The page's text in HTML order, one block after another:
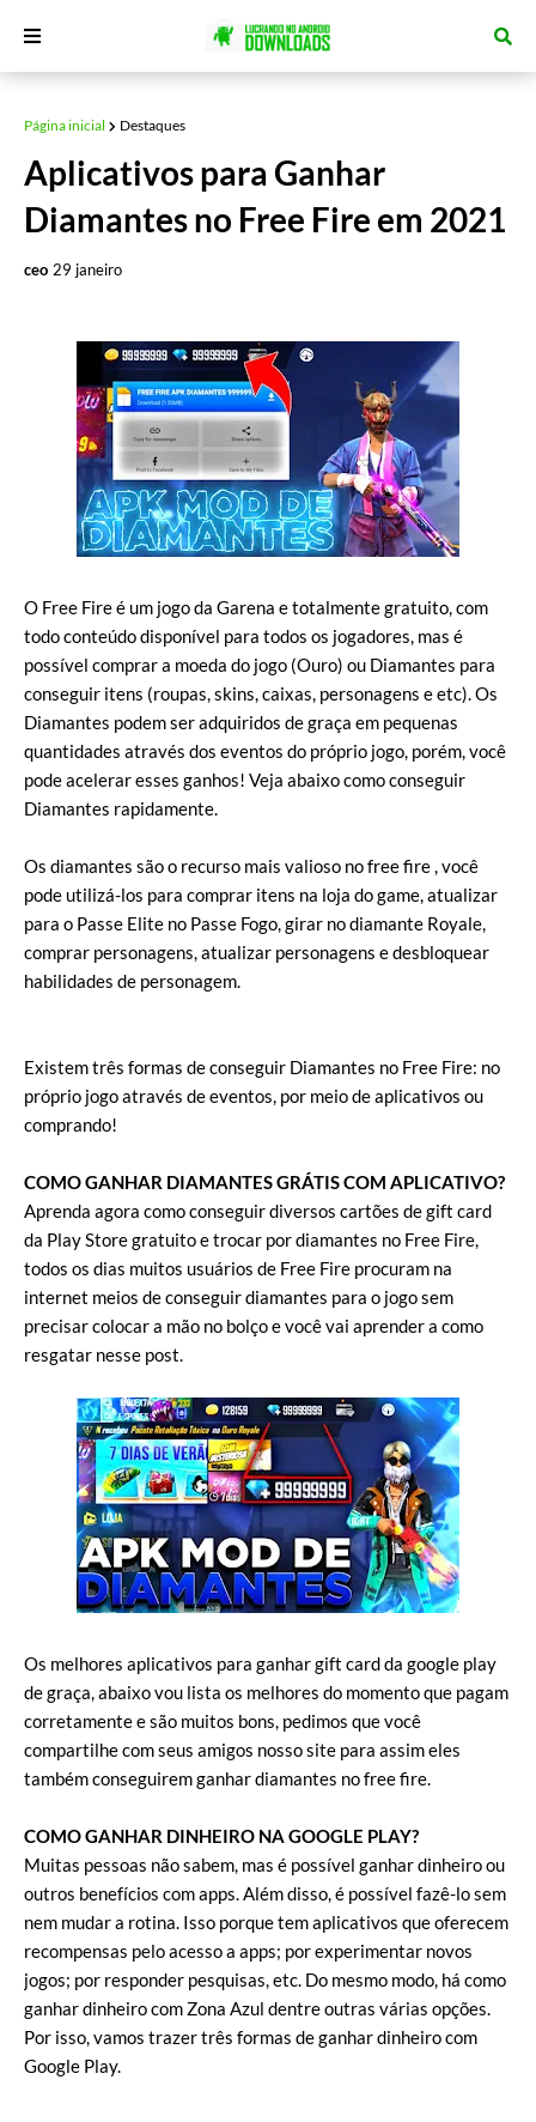
Página inicial Destaques
Aplicativos para Ganhar
Diamantes no Free Fire em 2021
ceo 29 janeiro
O Free Fire é um jogo da Garena e totalmente gratuito, com
todo conteúdo disponível para todos os jogadores, mas é
possível comprar a moeda do jogo (Ouro) ou Diamantes para
conseguir itens (roupas, skins, caixas, personagens e etc). Os
Diamantes podem ser adquiridos de graça em pequenas
quantidades através dos eventos do próprio jogo, porém, você
pode acelerar esses ganhos! Veja abaixo como conseguir
Diamantes rapidamente.
Os diamantes são o recurso mais valioso no free fire , você
pode utilizá-los para comprar itens na loja do game, atualizar
para o Passe Elite no Passe Fogo, girar no diamante Royale,
comprar personagens, atualizar personagens e desbloquear
habilidades de personagem.
Existem três formas de conseguir Diamantes no Free Fire: no
próprio jogo através de eventos, por meio de aplicativos ou
comprando!
COMO GANHAR DIAMANTES GRÁTIS COM APLICATIVO?
Aprenda agora como conseguir diversos cartões de gift card
da Play Store gratuito e trocar por diamantes no Free Fire,
todos os dias muitos usuários de Free Fire procuram na
internet meios de conseguir diamantes para o jogo sem
precisar colocar a mão no bolço e você vai aprender a como
resgatar nesse post.
Os melhores aplicativos para ganhar gift card da google play
de graça, abaixo vou lista os melhores do momento que pagam
corretamente e são muitos bons, pedimos que você
compartilhe com seus amigos nosso site para assim eles
também conseguirem ganhar diamantes no free fire.
COMO GANHAR DINHEIRO NA GOOGLE PLAY?
Muitas pessoas não sabem, mas é possível ganhar dinheiro ou
outros benefícios com apps. Além disso, é possível fazê-lo sem
nem mudar a rotina. Isso porque tem aplicativos que oferecem
recompensas pelo acesso a apps; por experimentar novos
jogos; por responder pesquisas, etc. Do mesmo modo, há como
ganhar dinheiro com Zona Azul dentre outras várias opções.
Por isso, vamos trazer três formas de ganhar dinheiro com
Google Play.